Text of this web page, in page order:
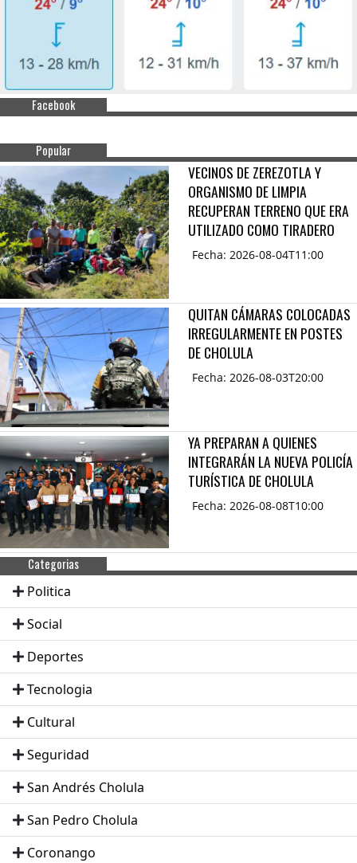
Facebook
Popular
VECINOS DE ZEREZOTLA Y
ORGANISMO DE LIMPIA
RECUPERAN TERRENO QUE ERA
UTILIZADO COMO TIRADERO
Fecha: 2026-08-04T11:00
QUITAN CÁMARAS COLOCADAS
IRREGULARMENTE EN POSTES
DE CHOLULA
Fecha: 2026-08-03T20:00
YA PREPARAN A QUIENES
INTEGRARÁN LA NUEVA POLICÍA
TURÍSTICA DE CHOLULA
Fecha: 2026-08-08T10:00
Categorias
Politica
Social
Deportes
Tecnologia
Cultural
Seguridad
San Andrés Cholula
San Pedro Cholula
Coronango